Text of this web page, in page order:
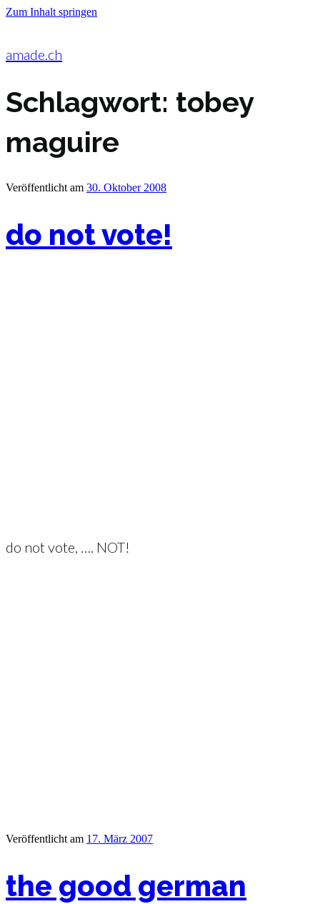
Zum Inhalt springen
amade.ch
Schlagwort: tobey
maguire
Veröffentlicht am 30. Oktober 2008
do not vote!
do not vote, …. NOT!
Veröffentlicht am 17. März 2007
the good german